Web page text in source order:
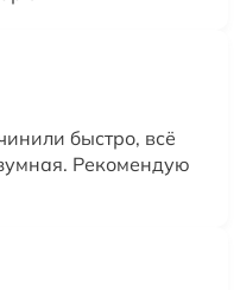
быстро, всё
Рекомендую